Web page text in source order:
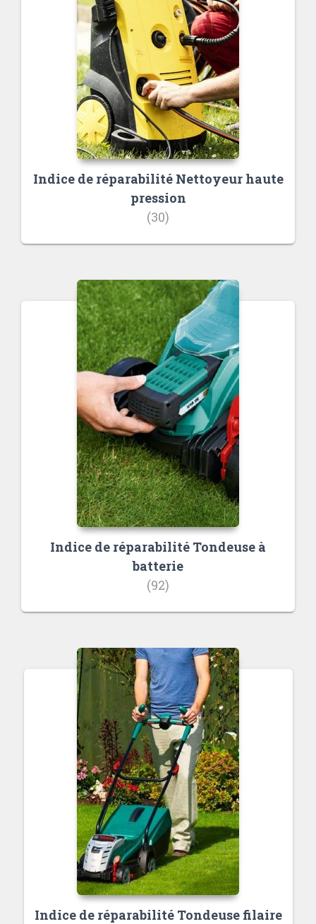
Indice de réparabilité Nettoyeur haute
pression
(30)
Indice de réparabilité Tondeuse à
batterie
(92)
Indice de réparabilité Tondeuse filaire